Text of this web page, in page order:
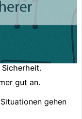
Sicherheit.
gut an.
gehen